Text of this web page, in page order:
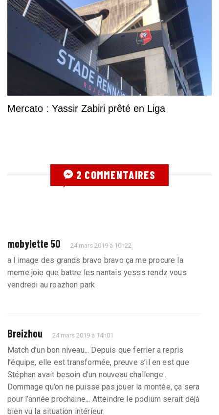
Mercato : Yassir Zabiri prêté en Liga
2 COMMENTAIRES
mobylette 50 24 mars 2019 à 10h22
a l image des grands bravo bravo ça me procure la
meme joie que battre les nantais yesss rendz vous
vendredi au roazhon park
Breizhou 24 mars 2019 à 14h01
Match d’un bon niveau... Depuis que ferrier a repris
l’équipe, elle est transformée, preuve s’il en est que
Stéphan avait besoin d’un nouveau challenge...
Dommage qu’on ne puisse pas jouer la montée, ça sera
pour l’année prochaine... Atteindre le podium serait déjà
bien vu la situation intérieur.